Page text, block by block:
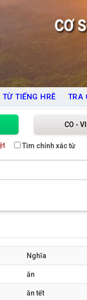
TỪ TIẾNG HRÊ TRA
CO -
Tìm chính xác từ
Nghĩa
ăn
ăn tết